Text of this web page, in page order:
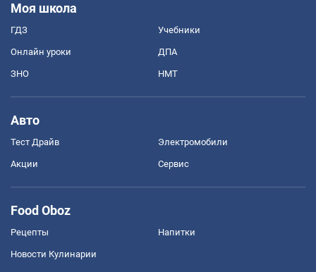
Моя школа
ГДЗ Учебники
Онлайн уроки ДПА
ЗНО НМТ
Авто
Тест Драйв Электромобили
Акции Сервис
Food Oboz
Рецепты Напитки
Новости Кулинарии